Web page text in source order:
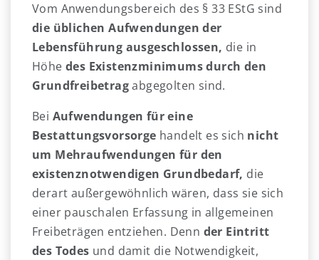
Vom Anwendungsbereich des § 33 EStG sind
die üblichen Aufwendungen der
Lebensführung ausgeschlossen, die in
Höhe des Existenzminimums durch den
Grundfreibetragabgegolten sind.
Bei Aufwendungen für eine
Bestattungsvorsorge handelt es sich nicht
um Mehraufwendungen für den
existenznotwendigen Grundbedarf, die
derart außergewöhnlich wären, dass sie sich
einer pauschalen Erfassung in allgemeinen
Freibeträgen entziehen. Denn der Eintritt
des Todes und damit die Notwendigkeit,